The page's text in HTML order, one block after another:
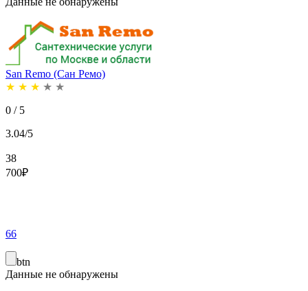
San Remo (Сан Ремо)
★ ★ ★ ★ ★
0 / 5
3.04/5
38
700₽
66
btn
Данные не обнаружены